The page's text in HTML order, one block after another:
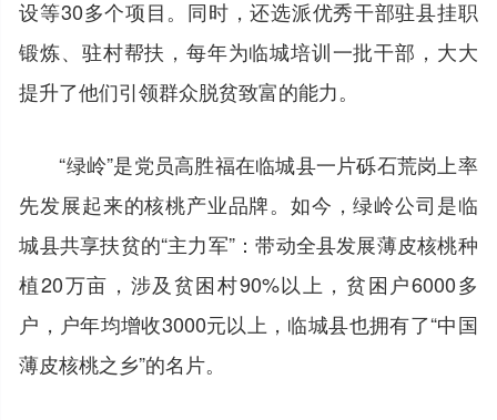
设等30多个项目。同时，还选派优秀干部驻县挂职
锻炼、驻村帮扶，每年为临城培训一批干部，大大
提升了他们引领群众脱贫致富的能力。
“绿岭”是党员高胜福在临城县一片砾石荒岗上率
先发展起来的核桃产业品牌。如今，绿岭公司是临
城县共享扶贫的“主力军”：带动全县发展薄皮核桃种
植20万亩，涉及贫困村90%以上，贫困户6000多
户，户年均增收3000元以上，临城县也拥有了“中国
薄皮核桃之乡”的名片。